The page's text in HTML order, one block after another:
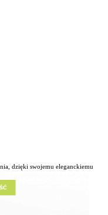
dzięki swojemu eleganckiemu